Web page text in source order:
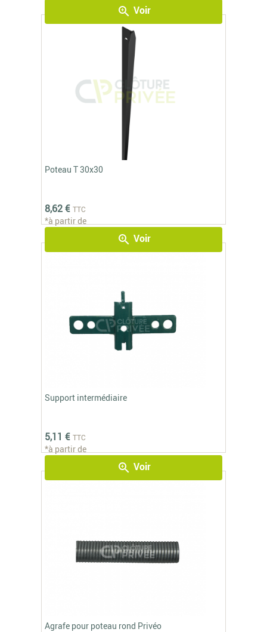
zoom_in Voir
Poteau T 30x30
8,62 € TTC
*à partir de
zoom_in Voir
Support intermédiaire
5,11 € TTC
*à partir de
zoom_in Voir
Agrafe pour poteau rond Privéo